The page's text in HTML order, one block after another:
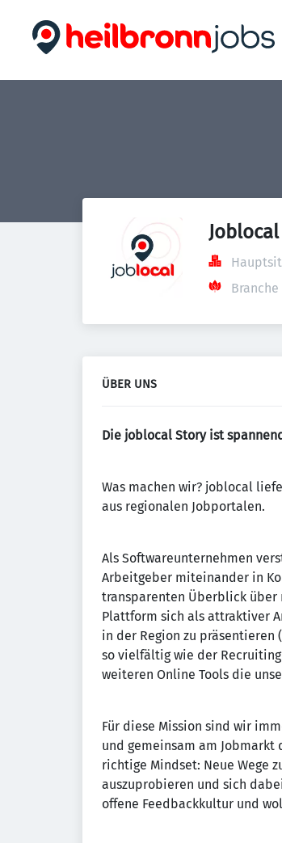
Joblocal
Branche
ÜBER UNS
Die joblocal Story ist
Was machen wir? joblocal
aus regionalen Jobportalen.
Als Softwareunternehmen
Arbeitgeber miteinander in
transparenten Überblick über
Plattform sich als attraktiver
in der Region zu präsentieren
so vielfältig wie der
weiteren Online Tools die
Für diese Mission sind wir
und gemeinsam am
richtige Mindset: Neue Wege
auszuprobieren und sich
offene Feedbackkultur und